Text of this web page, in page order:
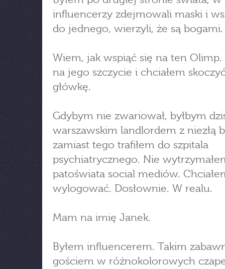
influencerzy zdejmowali maski i
do jednego, wierzyli, że są bogami.
Wiem, jak wspiąć się na ten Olimp.
na jego szczycie i chciałem
główkę.
Gdybym nie zwariował, byłbym
warszawskim landlordem z niezłą
zamiast tego trafiłem do szpitala
psychiatrycznego. Nie
patoświata social mediów.
wylogować. Dosłownie. W realu.
Mam na imię Janek.
Byłem influencerem. Takim
gościem w różnokolorowych